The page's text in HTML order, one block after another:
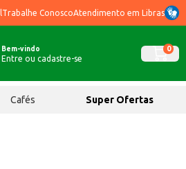
Trabalhe ConoscoAtendimento em Libras
Bem-vindo
Entre ou cadastre-se
0
Cafés Super Ofertas